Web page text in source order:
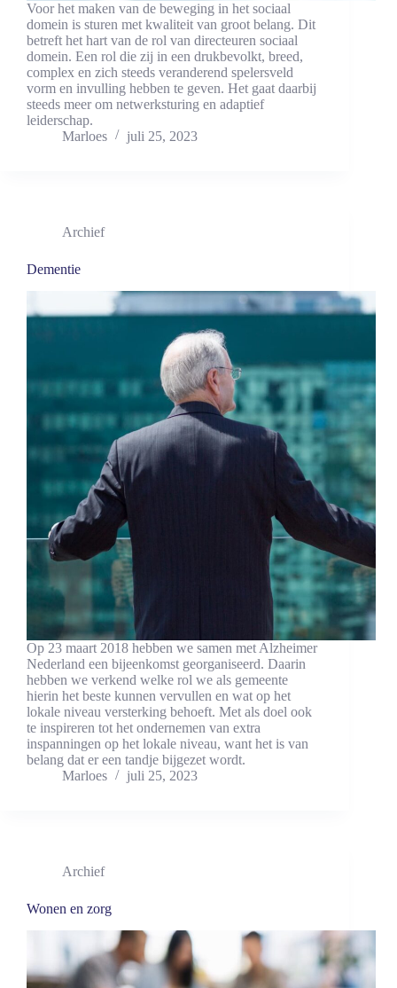
Voor het maken van de beweging in het sociaal
domein is sturen met kwaliteit van groot belang. Dit
betreft het hart van de rol van directeuren sociaal
domein. Een rol die zij in een drukbevolkt, breed,
complex en zich steeds veranderend spelersveld
vorm en invulling hebben te geven. Het gaat daarbij
steeds meer om netwerksturing en adaptief
leiderschap.
Marloes
juli 25, 2023
Archief
Dementie
Op 23 maart 2018 hebben we samen met Alzheimer
Nederland een bijeenkomst georganiseerd. Daarin
hebben we verkend welke rol we als gemeente
hierin het beste kunnen vervullen en wat op het
lokale niveau versterking behoeft. Met als doel ook
te inspireren tot het ondernemen van extra
inspanningen op het lokale niveau, want het is van
belang dat er een tandje bijgezet wordt.
Marloes
juli 25, 2023
Archief
Wonen en zorg